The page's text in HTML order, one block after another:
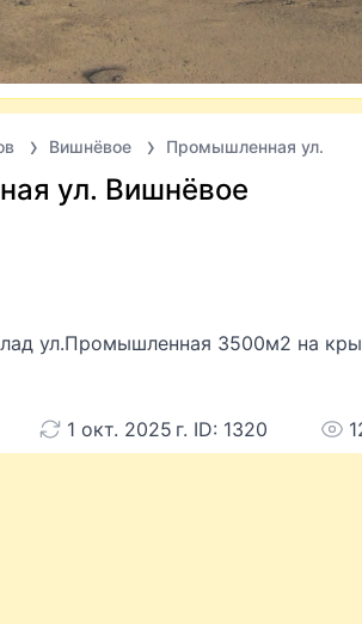
Вишнёвое Промышленная ул.
ул. Вишнёвое
ул.Промышленная 3500м2 на
1 окт. 2025 г. ID: 1320